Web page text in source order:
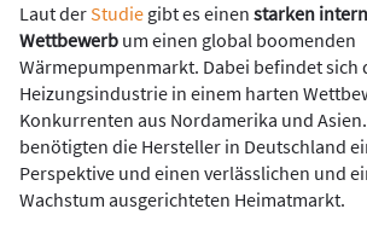
Laut der Studie gibt es einen starken
Wettbewerb um einen global boomenden
Wärmepumpenmarkt. Dabei befindet sich
Heizungsindustrie in einem harten
Konkurrenten aus Nordamerika und
benötigten die Hersteller in Deutschland
Perspektive und einen verlässlichen und
Wachstum ausgerichteten Heimatmarkt.